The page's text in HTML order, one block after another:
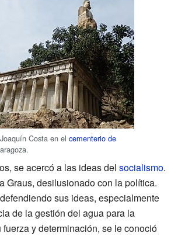
Costa en el cementerio de
se acercó a las ideas del socialismo.
Graus, desilusionado con la política.
sus ideas, especialmente
de la gestión del agua para la
y determinación, se le conoció